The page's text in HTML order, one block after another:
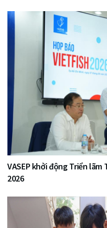
VASEP khởi động Triển lãm
2026